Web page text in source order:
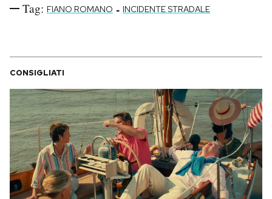
Tag: FIANO ROMANO - INCIDENTE STRADALE
CONSIGLIATI